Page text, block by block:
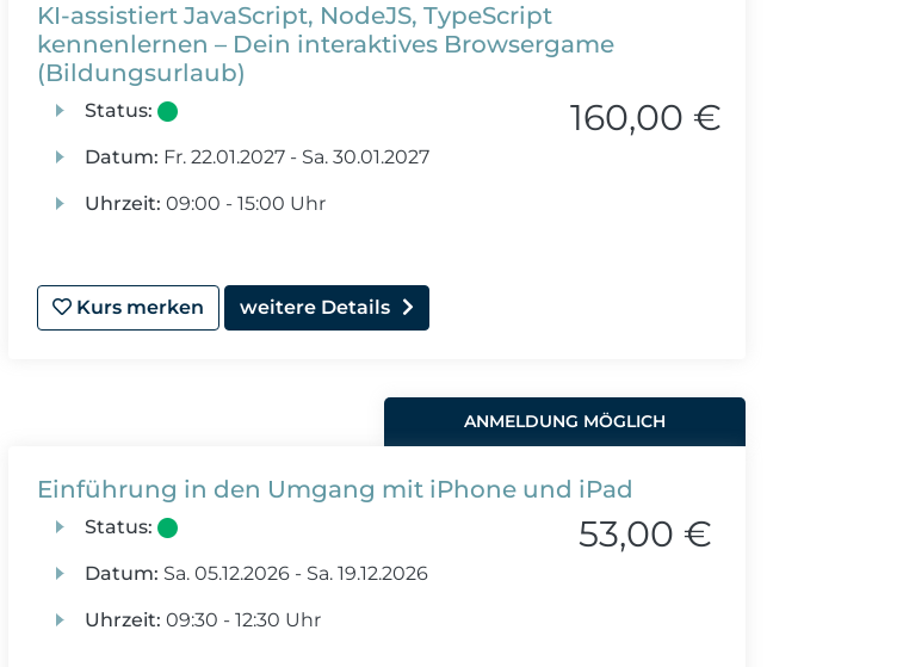
KI-assistiert JavaScript, NodeJS, TypeScript
kennenlernen – Dein interaktives Browsergame
(Bildungsurlaub)
Status:
Datum: Fr.22.01.2027 - Sa.30.01.2027
Uhrzeit: 09:00 - 15:00 Uhr
160,00 €
Kurs merken weitere Details
ANMELDUNG MÖGLICH
Einführung in den Umgang mit iPhone und iPad
Status:
Datum: Sa.05.12.2026 - Sa.19.12.2026
Uhrzeit: 09:30 - 12:30 Uhr
53,00 €